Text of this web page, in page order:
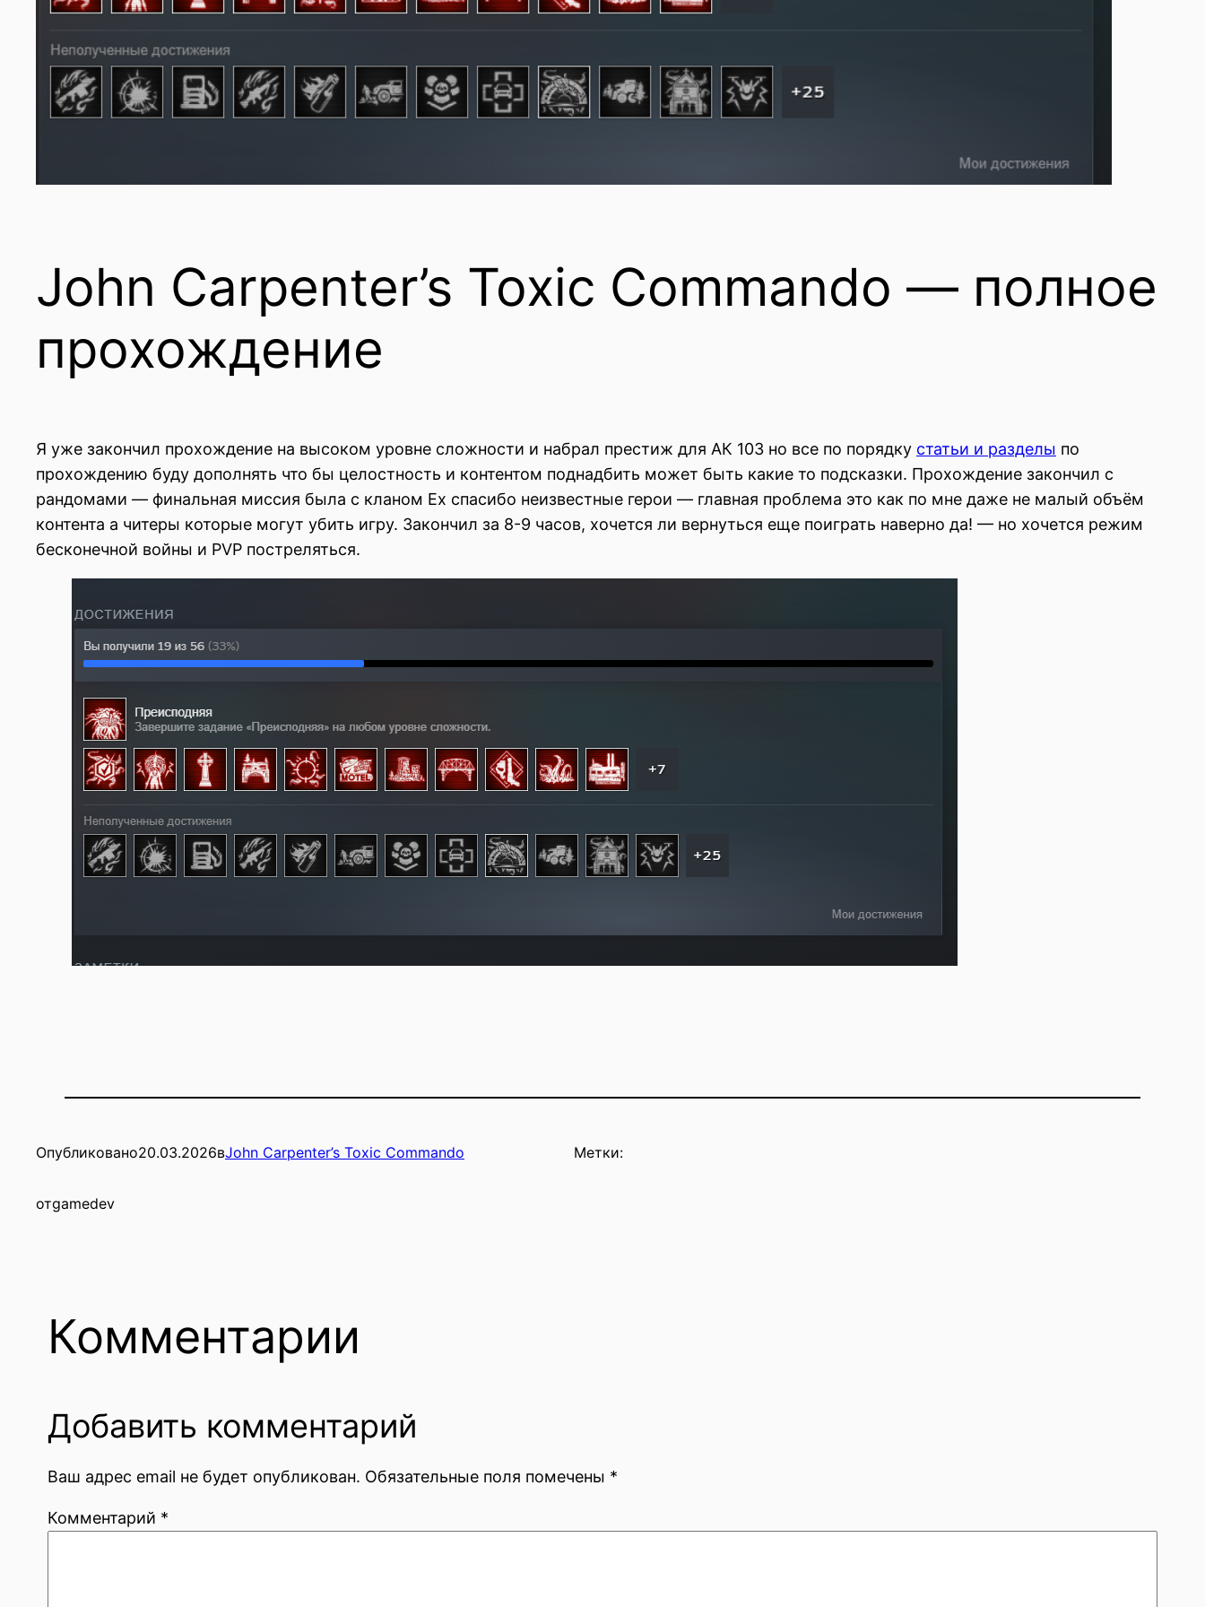
John Carpenter’s Toxic Commando — полное
прохождение
Я уже закончил прохождение на высоком уровне сложности и набрал престиж для АК 103 но все по порядку статьи и разделы по
прохождению буду дополнять что бы целостность и контентом поднадбить может быть какие то подсказки. Прохождение закончил с
рандомами — финальная миссия была с кланом Ex спасибо неизвестные герои — главная проблема это как по мне даже не малый объём
контента а читеры которые могут убить игру. Закончил за 8-9 часов, хочется ли вернуться еще поиграть наверно да! — но хочется режим
бесконечной войны и PVP постреляться.
Опубликовано20.03.2026вJohn Carpenter’s Toxic Commando
отgamedev
Метки:
Комментарии
Добавить комментарий
Ваш адрес email не будет опубликован. Обязательные поля помечены *
Комментарий *